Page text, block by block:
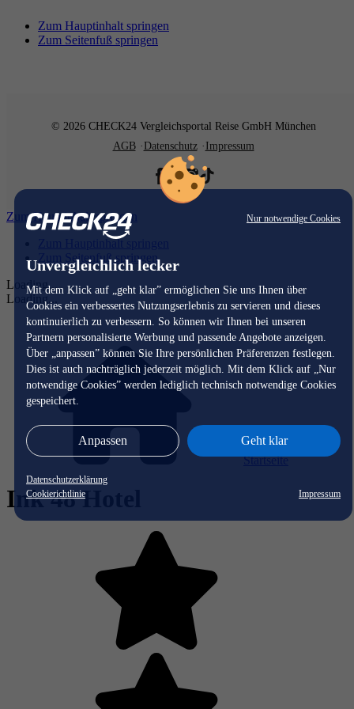
Nur notwendige Cookies
Unvergleichlich lecker
Mit dem Klick auf „geht klar” ermöglichen Sie uns Ihnen über
Cookies ein verbessertes Nutzungserlebnis zu servieren und dieses
kontinuierlich zu verbessern. So können wir Ihnen bei unseren
Partnern personalisierte Werbung und passende Angebote anzeigen.
Über „anpassen” können Sie Ihre persönlichen Präferenzen festlegen.
Dies ist auch nachträglich jederzeit möglich. Mit dem Klick auf „Nur
notwendige Cookies” werden lediglich technisch notwendige Cookies
gespeichert.
Anpassen Geht klar
Datenschutzerklärung
Cookierichtlinie
Impressum
Zum Hauptinhalt springen
Zum Seitenfuß springen
© 2026 CHECK24 Vergleichsportal Reise GmbH München
AGB
Datenschutz Impressum
Zum Hauptinhalt springen
Zum Hauptinhalt springen
Zum Seitenfuß springen
Loading...
Loading...
Startseite
Ink 48 Hotel